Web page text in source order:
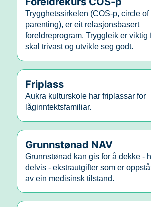
Trygghetssirkelen (COS-p, circle of
parenting), er eit relasjonsbasert
foreldreprogram. Tryggleik er viktig
skal trivast og utvikle seg godt.
Friplass
Aukra kulturskole har friplassar for
låginntektsfamiliar.
Grunnstønad NAV
Grunnstønad kan gis for å dekke -
delvis - ekstrautgifter som er
av ein medisinsk tilstand.